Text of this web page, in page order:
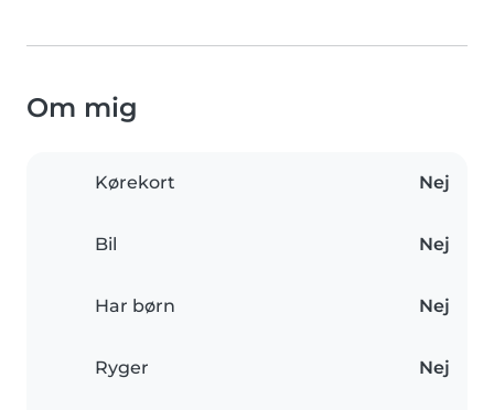
Om mig
Kørekort Nej
Bil Nej
Har børn Nej
Ryger Nej